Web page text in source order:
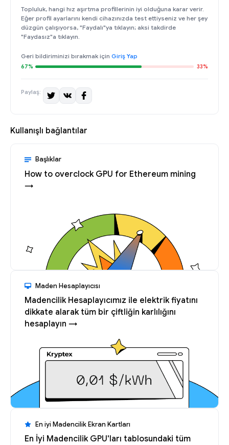
Topluluk, hangi hız aşırtma profillerinin iyi olduğuna karar verir.
Eğer profil ayarlarını kendi cihazınızda test ettiyseniz ve her şey
düzgün çalışıyorsa, "Faydalı"ya tıklayın; aksi takdirde
"Faydasız"a tıklayın.
Geri bildiriminizi bırakmak için Giriş Yap
67% 33%
Paylaş:
Kullanışlı bağlantılar
Başlıklar
How to overclock GPU for Ethereum mining
→
Maden Hesaplayıcısı
Madencilik Hesaplayıcımız ile elektrik fiyatını
dikkate alarak tüm bir çiftliğin karlılığını
hesaplayın →
En iyi Madencilik Ekran Kartları
En İyi Madencilik GPU'ları tablosundaki tüm